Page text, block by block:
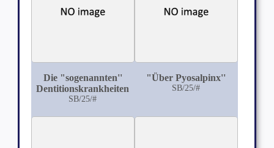
Die "sogenannten''
Dentitionskrankheiten
SB/25/#
"Über Pyosalpinx''
SB/25/#